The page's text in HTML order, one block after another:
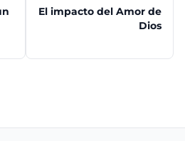
El impacto del Amor de
Dios